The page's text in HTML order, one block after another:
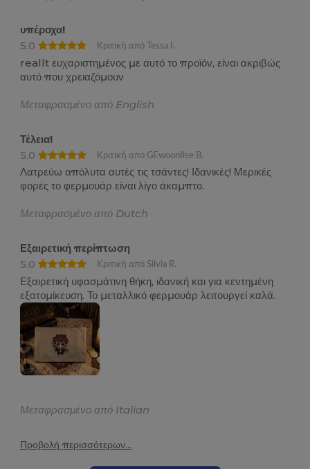
υπέροχα!
5.0
Κριτική από Tessa I.
reallt ευχαριστημένος με αυτό το προϊόν, είναι ακριβώς
αυτό που χρειαζόμουν
Μεταφρασμένο από English
Τέλεια!
5.0
Κριτική από GEwoonIlse B.
Λατρεύω απόλυτα αυτές τις τσάντες! Ιδανικές! Μερικές
φορές το φερμουάρ είναι λίγο άκαμπτο.
Μεταφρασμένο από Dutch
Εξαιρετική περίπτωση
5.0
Κριτική από Silvia R.
Εξαιρετική υφασμάτινη θήκη, ιδανική και για κεντημένη
εξατομίκευση. Το μεταλλικό φερμουάρ λειτουργεί καλά.
Μεταφρασμένο από Italian
Προβολή περισσότερων...